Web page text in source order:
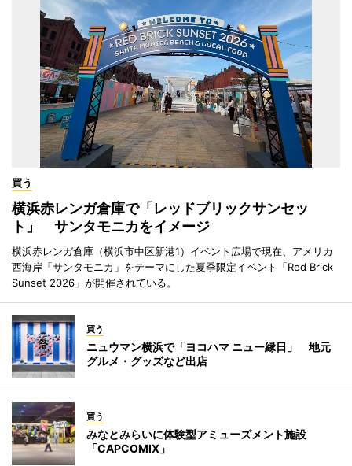
買う
横浜赤レンガ倉庫で「レッドブリックサンセッ
ト」 サンタモニカをイメージ
横浜赤レンガ倉庫（横浜市中区新港1）イベント広場で現在、アメリカ
西海岸「サンタモニカ」をテーマにした夏季限定イベント「Red Brick
Sunset 2026」が開催されている。
買う
ニュウマン横浜で「ヨコハマ ニュー縁日」 地元
グルメ・グッズなど出店
買う
みなとみらいに体験型アミューズメント施設
「CAPCOMIX」